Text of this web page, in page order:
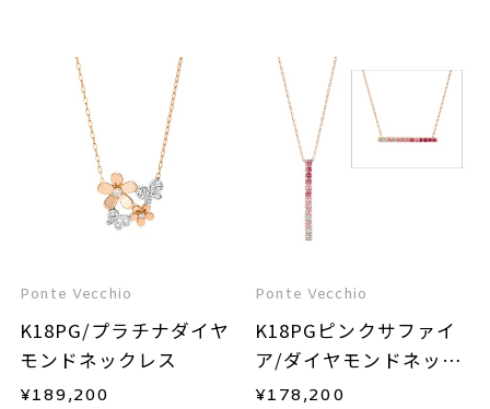
Ponte Vecchio
K18PG/プラチナダイヤ
モンドネックレス
¥189,200
Ponte Vecchio
K18PGピンクサファイ
ア/ダイヤモンドネック
レス
¥178,200